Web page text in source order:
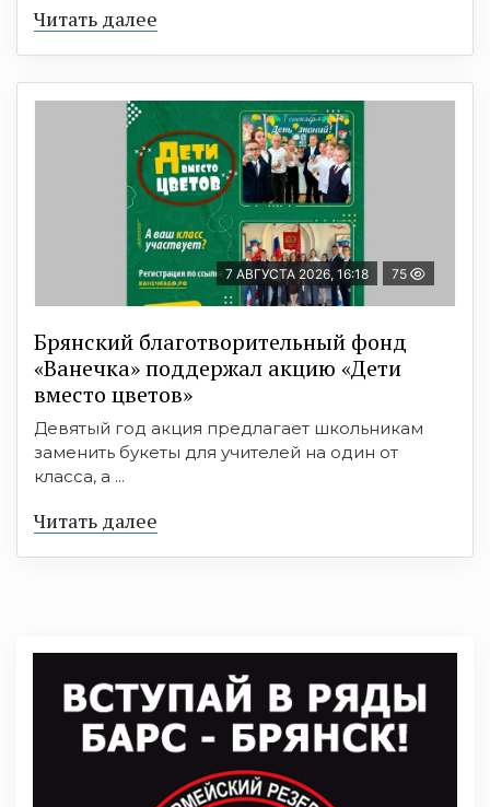
Читать далее
7 АВГУСТА 2026, 16:18 75
Брянский благотворительный фонд
«Ванечка» поддержал акцию «Дети
вместо цветов»
Девятый год акция предлагает школьникам
заменить букеты для учителей на один от
класса, а ...
Читать далее